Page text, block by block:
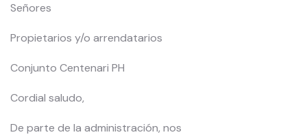
Señores
Propietarios y/o arrendatarios
Conjunto Centenari PH
Cordial saludo,
De parte de la administración, nos